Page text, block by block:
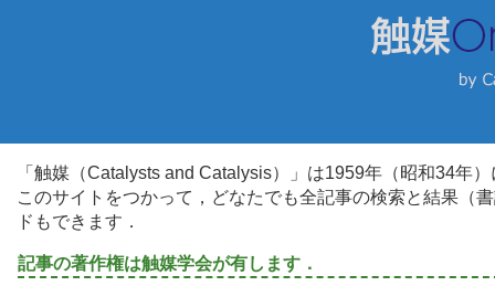
「触媒（Catalysts and Catalysis）」は1959年（昭和34年
このサイトをつかって，どなたでも全記事の検索と結果（
ドもできます．
記事の著作権は触媒学会が有します．